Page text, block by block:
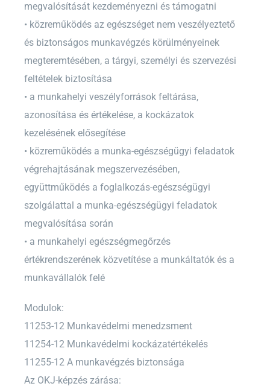
megvalósítását kezdeményezni és támogatni
• közreműködés az egészséget nem veszélyeztető
és biztonságos munkavégzés körülményeinek
megteremtésében, a tárgyi, személyi és szervezési
feltételek biztosítása
• a munkahelyi veszélyforrások feltárása,
azonosítása és értékelése, a kockázatok
kezelésének elősegítése
• közreműködés a munka-egészségügyi feladatok
végrehajtásának megszervezésében,
együttműködés a foglalkozás-egészségügyi
szolgálattal a munka-egészségügyi feladatok
megvalósítása során
• a munkahelyi egészségmegőrzés
értékrendszerének közvetítése a munkáltatók és a
munkavállalók felé
Modulok:
11253-12 Munkavédelmi menedzsment
11254-12 Munkavédelmi kockázatértékelés
11255-12 A munkavégzés biztonsága
Az OKJ-képzés zárása: